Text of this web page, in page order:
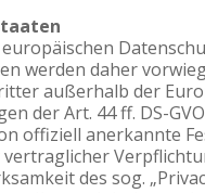
werden daher
außerhalb der
der Art. 44 ff. DS-
offiziell anerkannte
des sog.